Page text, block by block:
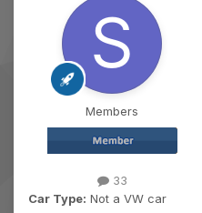
Members
33
Car Type: Not a VW car